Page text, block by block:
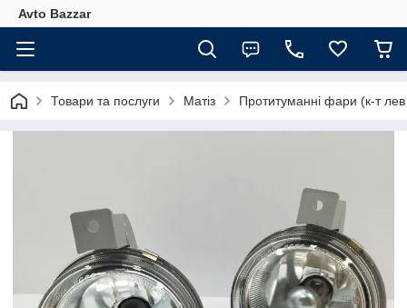
Avto Bazzar
Товари та послуги Матіз Протитуманні фари (к-т